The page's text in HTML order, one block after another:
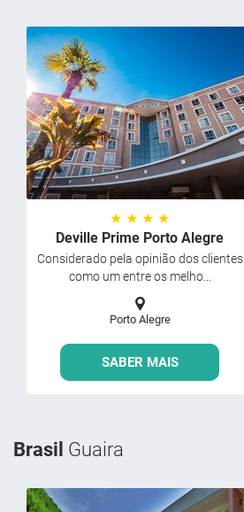
★ ★ ★ ★
Deville Prime Porto Alegre
Considerado pela opinião dos clientes
como um entre os melho...
Porto Alegre
SABER MAIS
Brasil Guaira